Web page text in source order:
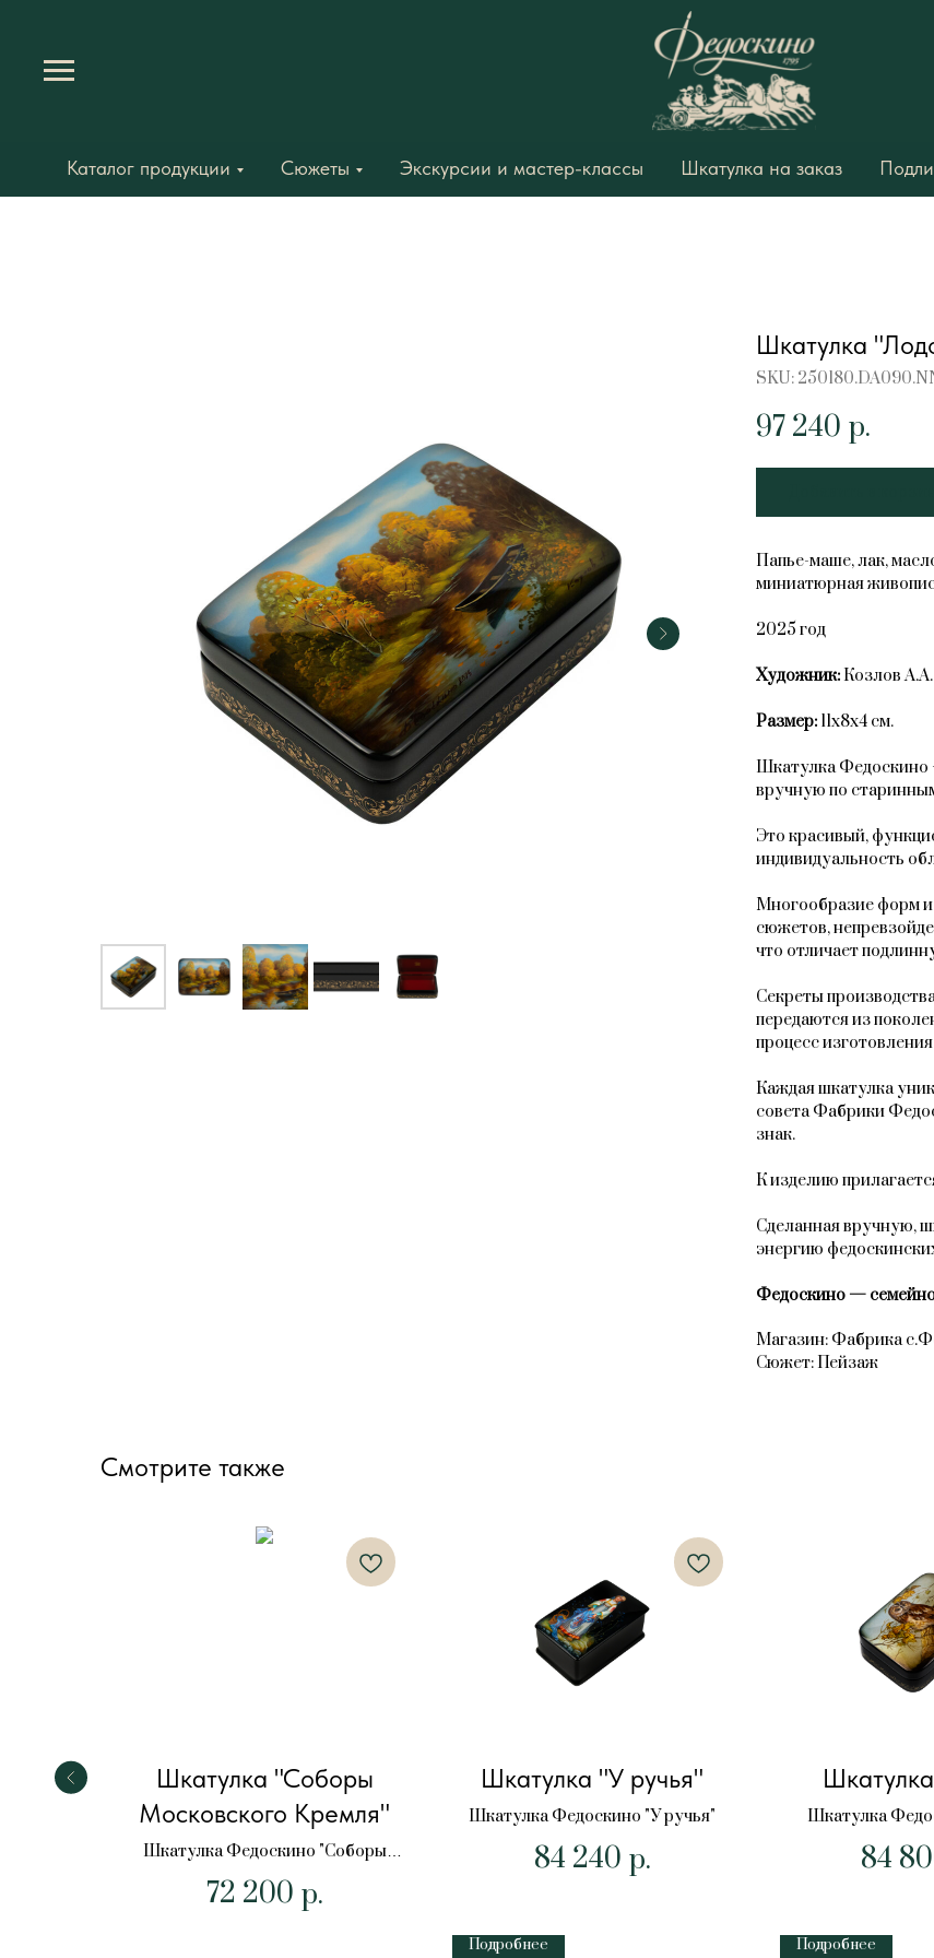
Каталог продукции Сюжеты Экскурсии и мастер-классы Шкатулка на заказ
Шкатулка
SKU:
97 240 р.
Папье-маше, лак,
миниатюрная
2025 год
Художник:Козлов А.А.
Размер: 11х8х4 см.
Шкатулка Федоскино
вручную по
Это красивый,
индивидуальность
Многообразие форм и
сюжетов,
что отличает
Секреты
передаются из
процесс
Каждая шкатулка
совета Фабрики
знак.
К изделию
Сделанная вручную,
энергию
Федоскино —
Магазин: Фабрика
Сюжет: Пейзаж
Смотрите также
Шкатулка "Соборы
Московского Кремля"
Шкатулка Федоскино "Соборы
Московского Кремля" 19х13х6 см.
72 200 р.
Шкатулка "У ручья"
Шкатулка Федоскино "У ручья"
84 240 р.
Подробнее
Шкатулка
84
Подробнее